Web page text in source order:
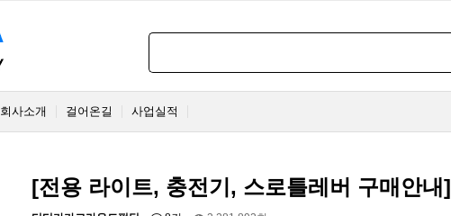
회사소개 걸어온길 사업실적
[전용 라이트, 충전기, 스로틀레버 구매안내]